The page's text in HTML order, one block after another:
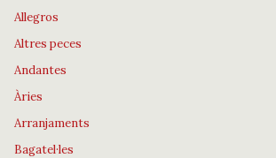
Allegros
Altres peces
Andantes
Àries
Arranjaments
Bagatel·les